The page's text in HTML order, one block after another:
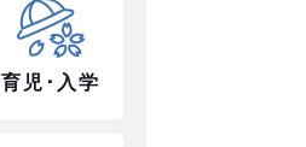
育児･入学